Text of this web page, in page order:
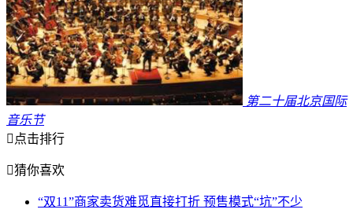
第二十届北京国际
音乐节
 点击排行
猜你喜欢
“双11”商家卖货难觅直接打折 预售模式“坑”不少